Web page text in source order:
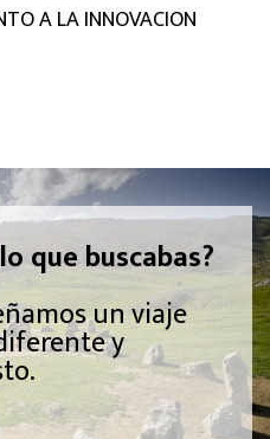
A LA INNOVACION
que buscabas?
un viaje
y